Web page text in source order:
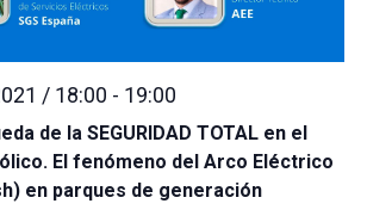
de la SEGURIDAD TOTAL en el
El fenómeno del Arco Eléctrico
en parques de generación
/ 18:00 - 19:00